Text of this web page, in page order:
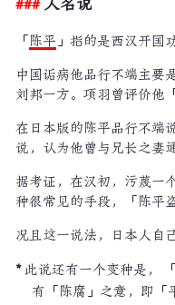
人名说
「 陈平 」指的是西汉开国
中国诟病他品行不端主要
刘邦一方。项羽曾评价他
在日本版的陈平品行不端
说，认为他曾与兄长之妻
据考证，在汉初，污蔑一
种很常见的手段，「陈平
况且这一说法，日本人自
此说还有一个变种是， 「チン」指陈，「ピラ」指平。陈字
有「陈腐」之意，即「